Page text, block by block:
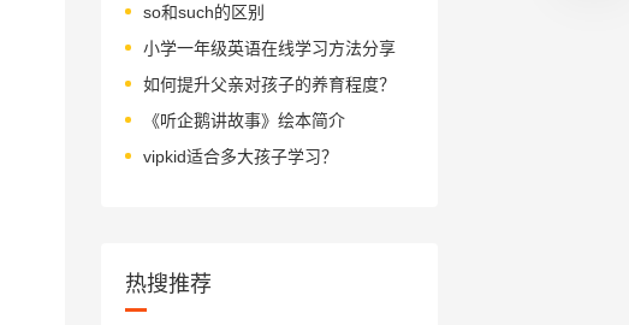
so和such的区别
小学一年级英语在线学习方法分享
如何提升父亲对孩子的养育程度？
《听企鹅讲故事》绘本简介
vipkid适合多大孩子学习？
热搜推荐